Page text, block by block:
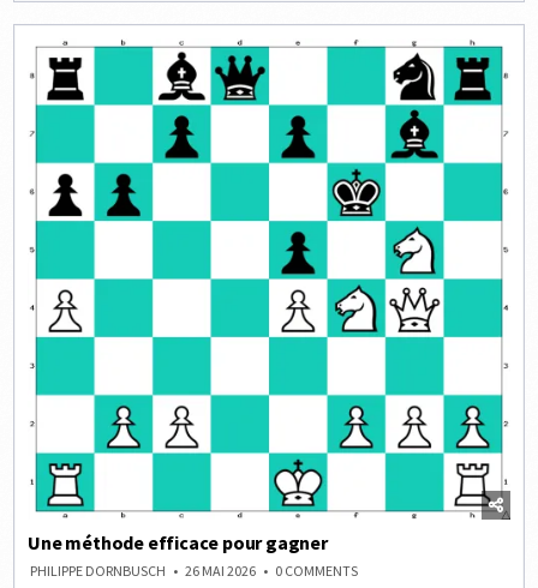
Une méthode efficace pour gagner
PHILIPPE DORNBUSCH 26 MAI 2026 0 COMMENTSON